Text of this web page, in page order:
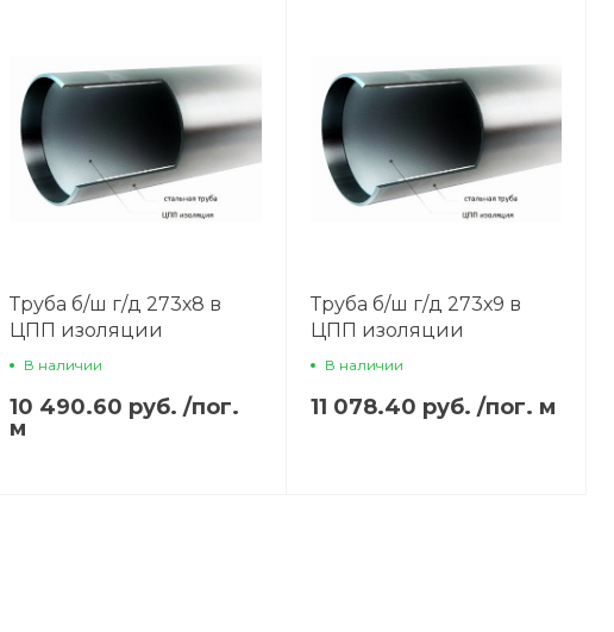
Труба б/ш г/д 273х8 в
ЦПП изоляции
В наличии
10 490.60 руб. /пог.
м
Труба б/ш г/д 273х9 в
ЦПП изоляции
В наличии
11 078.40 руб. /пог. м